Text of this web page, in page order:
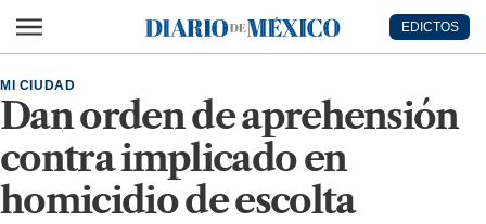
Diario de México
EDICTOS
Dan orden de aprehensión
contra implicado en
homicidio de escolta
MI CIUDAD